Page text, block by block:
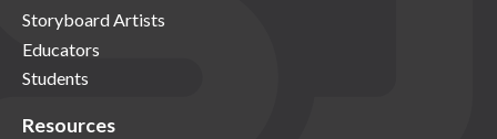
Storyboard Artists
Educators
Students
Resources